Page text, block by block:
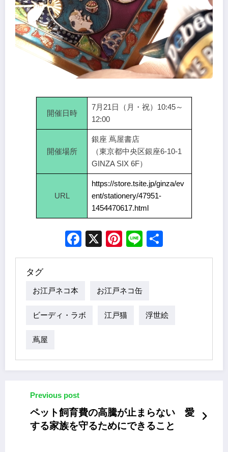
開催日時
7月21日（月・祝）10:45～
12:00
開催場所
銀座 蔦屋書店
（東京都中央区銀座6-10-1
GINZA SIX 6F）
URL
https://store.tsite.jp/ginza/ev
ent/stationery/47951-
1454470617.html
Facebook
X Pinterest
Line
タグ
お江戸ネコ本 お江戸ネコ缶
ビーディ・ラボ 江戸猫 浮世絵
蔦屋
Previous post
ペット飼育費の高騰が止まらない 愛
する家族を守るためにできること